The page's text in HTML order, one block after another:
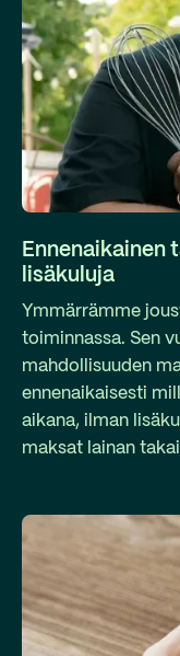
Ennenaikainen
lisäkuluja
Ymmärrämme
toiminnassa. Sen
mahdollisuuden
ennenaikaisesti
aikana, ilman
maksat lainan